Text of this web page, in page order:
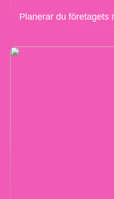
Planerar du företagets